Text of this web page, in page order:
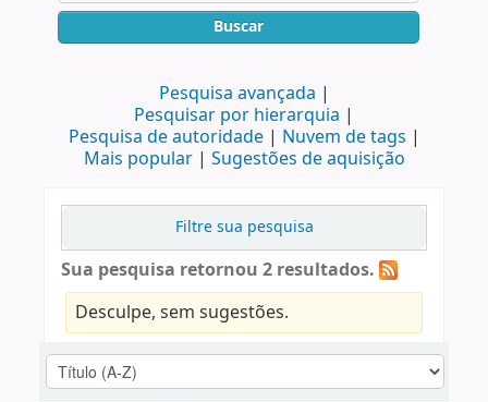
Buscar
Pesquisa avançada
Pesquisar por hierarquia
Pesquisa de autoridade
Nuvem de tags
Mais popular
Sugestões de aquisição
Filtre sua pesquisa
Sua pesquisa retornou 2 resultados.
Desculpe, sem sugestões.